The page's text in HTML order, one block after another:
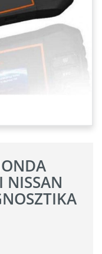
NISSAN